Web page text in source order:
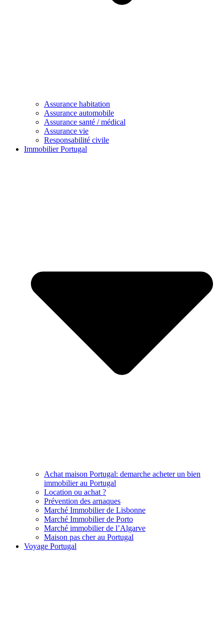
Assurance habitation
Assurance automobile
Assurance santé / médical
Assurance vie
Responsabilité civile
Immobilier Portugal
Achat maison Portugal: demarche acheter un bien
immobilier au Portugal
Location ou achat ?
Prévention des arnaques
Marché Immobilier de Lisbonne
Marché Immobilier de Porto
Marché immobilier de l’Algarve
Maison pas cher au Portugal
Voyage Portugal